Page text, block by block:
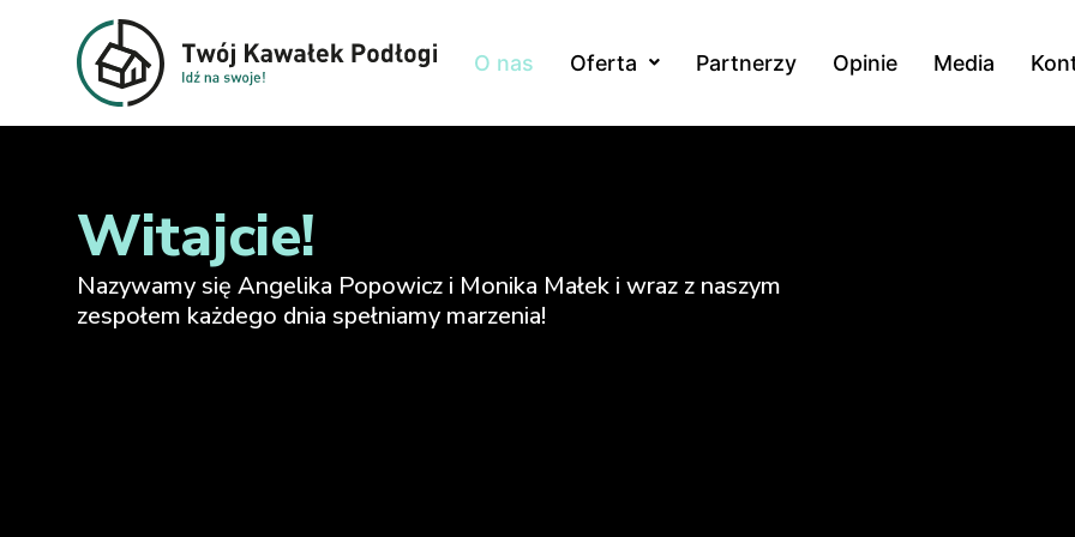
O nas Oferta Partnerzy Opinie Media
Witajcie!
Nazywamy się Angelika Popowicz i Monika Małek i wraz z naszym
zespołem każdego dnia spełniamy marzenia!